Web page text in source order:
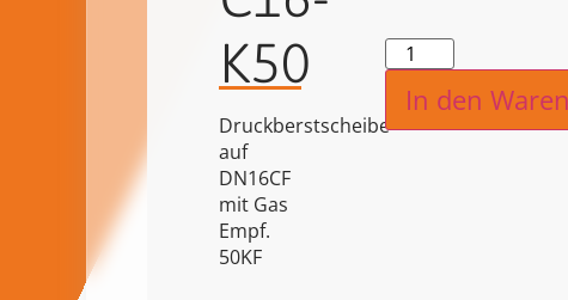
K50
Druckberstscheibe
auf
DN16CF
mit Gas
Empf.
50KF
In den